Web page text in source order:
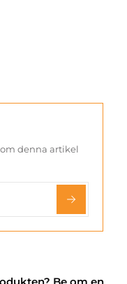
denna artikel